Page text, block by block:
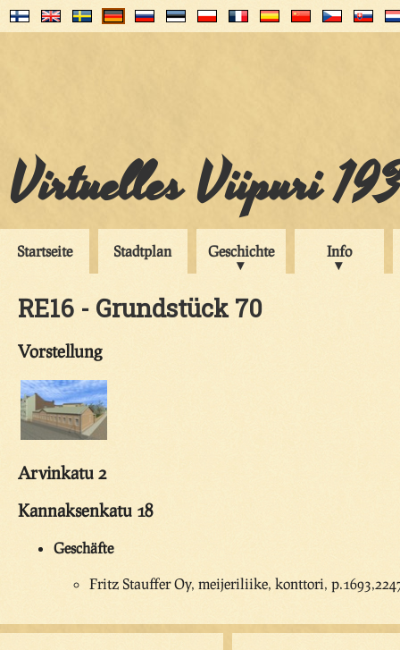
Virtuelles Viipuri
Startseite Stadtplan Geschichte Info
RE16 - Grundstück 70
Vorstellung
Arvinkatu 2
Kannaksenkatu 18
Geschäfte
Fritz Stauffer Oy, meijeriliike, konttori,